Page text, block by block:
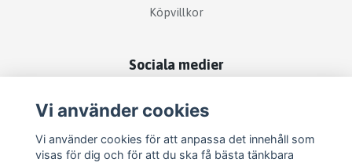
Köpvillkor
Sociala medier
Vi använder cookies
Vi använder cookies för att anpassa det innehåll som
visas för dig och för att du ska få bästa tänkbara